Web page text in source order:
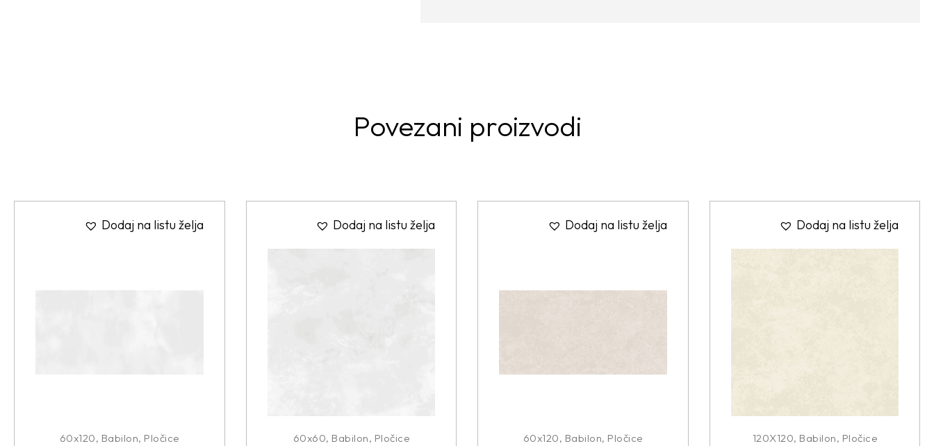
Povezani proizvodi
Dodaj na listu želja
60x120, Babilon, Pločice
Dodaj na listu želja
60x60, Babilon, Pločice
Dodaj na listu želja
60x120, Babilon, Pločice
Dodaj na listu želja
120X120, Babilon, Pločice